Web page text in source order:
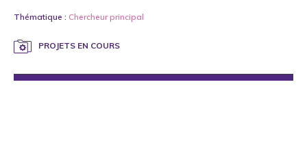
Thématique : Chercheur principal
PROJETS EN COURS